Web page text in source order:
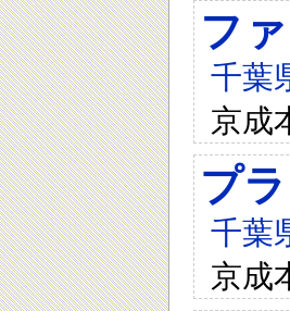
フ
千葉
京成
プ
千葉
京成